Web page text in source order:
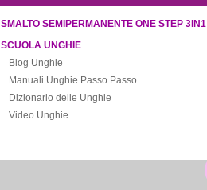
SMALTO SEMIPERMANENTE ONE STEP 3IN1
SCUOLA UNGHIE
Blog Unghie
Manuali Unghie Passo Passo
Dizionario delle Unghie
Video Unghie